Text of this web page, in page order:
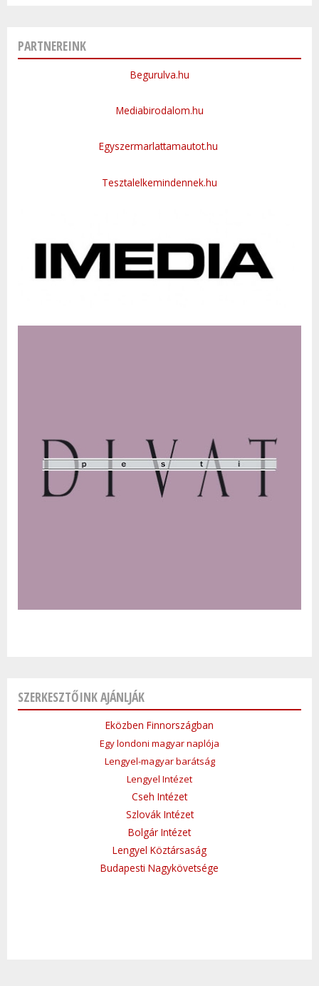
PARTNEREINK
Begurulva.hu
Mediabirodalom.hu
Egyszermarlattamautot.hu
Tesztalelkemindennek.hu
SZERKESZTŐINK AJÁNLJÁK
Eközben Finnországban
Egy londoni magyar naplója
Lengyel-magyar barátság
Lengyel Intézet
Cseh Intézet
Szlovák Intézet
Bolgár Intézet
Lengyel Köztársaság
Budapesti Nagykövetsége